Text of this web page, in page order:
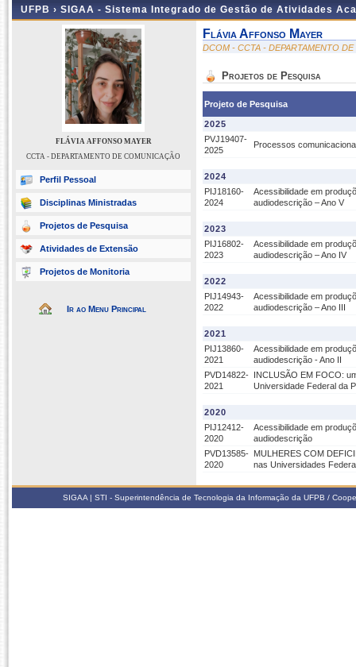
UFPB › SIGAA - Sistema Integrado de Gestão de Atividades
FLÁVIA AFFONSO MAYER
CCTA - DEPARTAMENTO DE COMUNICAÇÃO
Perfil Pessoal
Disciplinas Ministradas
Projetos de Pesquisa
Atividades de Extensão
Projetos de Monitoria
Ir ao Menu Principal
Flávia Affonso Mayer
DCOM - CCTA - DEPARTAMENTO
Projetos de Pesquisa
Projeto de Pesquisa
2025
PVJ19407-
2025
Processos
2024
PIJ18160-
2024
Acessibilidade em
audiodescrição – Ano V
2023
PIJ16802-
2023
Acessibilidade em
audiodescrição – Ano IV
2022
PIJ14943-
2022
Acessibilidade em
audiodescrição – Ano III
2021
PIJ13860-
2021
Acessibilidade em
audiodescrição - Ano II
PVD14822-
2021
INCLUSÃO EM FOCO:
Universidade Federal da
2020
PIJ12412-
2020
Acessibilidade em
audiodescrição
PVD13585-
2020
MULHERES COM
nas Universidades
SIGAA | STI - Superintendência de Tecnologia da Informação da UFPB /